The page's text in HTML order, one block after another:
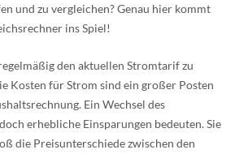
und zu vergleichen? Genau hier kommt
ins Spiel!
den aktuellen Stromtarif zu
Kosten für Strom sind ein großer Posten
Ein Wechsel des
erhebliche Einsparungen bedeuten. Sie
die Preisunterschiede zwischen den